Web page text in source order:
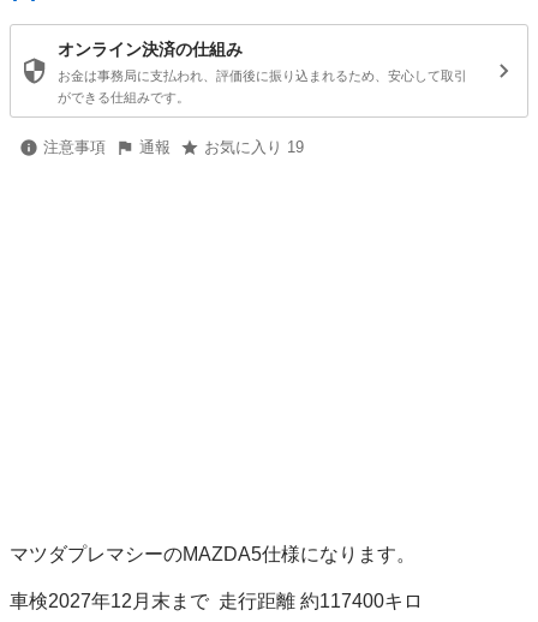
オンライン決済の仕組み
お金は事務局に支払われ、評価後に振り込まれるため、安心して取引
ができる仕組みです。
注意事項 通報 お気に入り 19
マツダプレマシーのMAZDA5仕様になります。
車検2027年12月末まで  走行距離 約117400キロ